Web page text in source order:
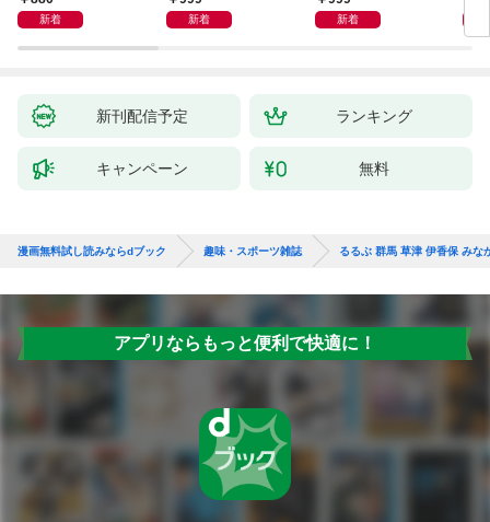
新着
音さん）」
新着 新着
新刊配信予定 ランキング
キャンペーン 無料
漫画無料試し読みならdブック 趣味・スポーツ雑誌 るるぶ 群馬 草津 伊香保 みな
アプリならもっと便利で快適に！